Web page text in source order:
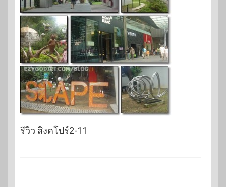
รีวิว สิงคโปร์2-11